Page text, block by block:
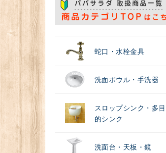
蛇口・水栓金具
洗面ボウル・手洗器
スロップシンク・多目
的シンク
洗面台・天板・鏡